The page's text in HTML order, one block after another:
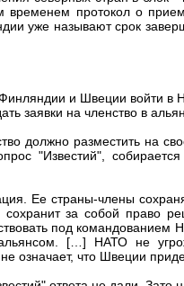
временем протокол о
уже называют срок
и Швеции войти в
заявки на членство в
должно разместить на
"Известий", собирается
Ее страны-члены
за собой право
под
[…] НАТО не
означает, что Швеции